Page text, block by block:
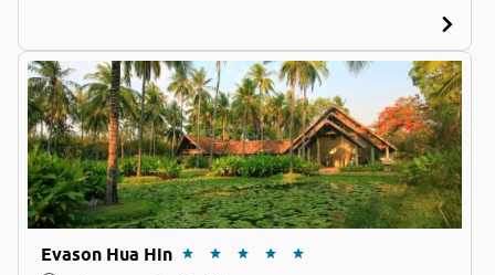
Evason Hua Hin